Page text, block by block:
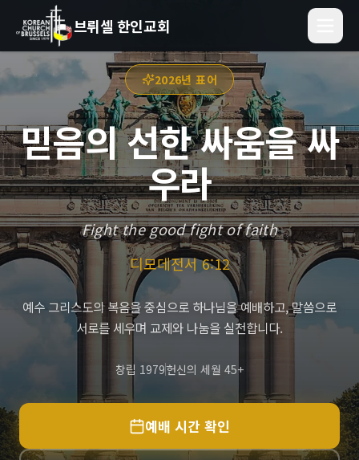
브뤼셀 한인교회
2026년 표어
믿음의 선한 싸움을 싸
우라
Fight the good fight of faith
디모데전서 6:12
예수 그리스도의 복음을 중심으로 하나님을 예배하고, 말씀으로
서로를 세우며 교제와 나눔을 실천합니다.
창립 1979헌신의 세월 45+
예배 시간 확인